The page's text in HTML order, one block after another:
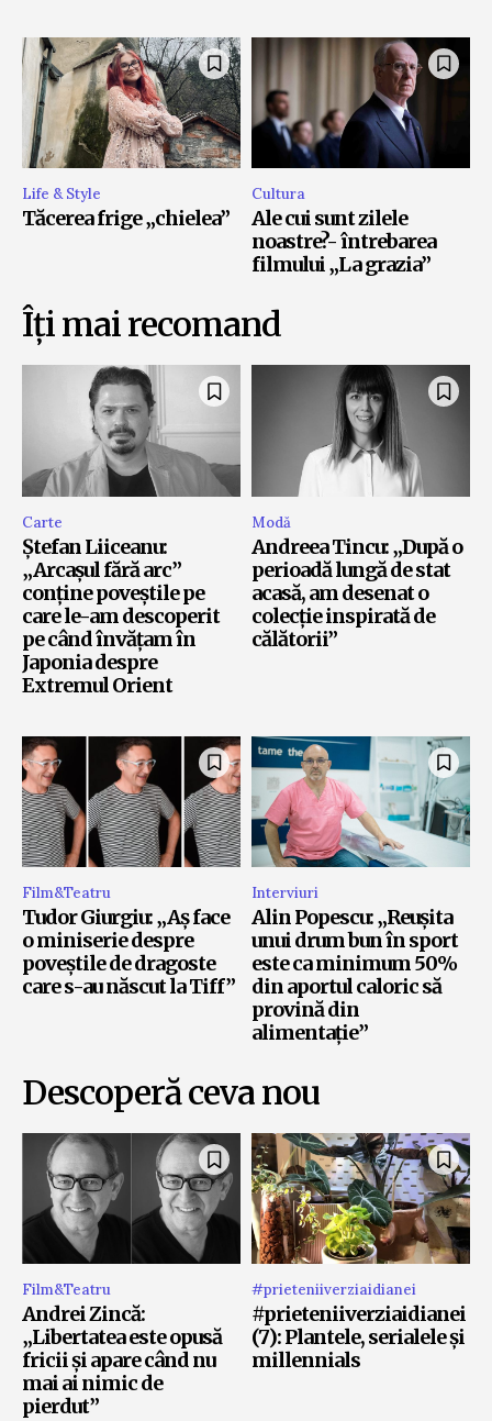
Life & Style
Tăcerea frige „chielea”
Cultura
Ale cui sunt zilele
noastre?- întrebarea
filmului „La grazia”
Îți mai recomand
Carte
Ștefan Liiceanu:
„Arcașul fără arc”
conține poveștile pe
care le-am descoperit
pe când învățam în
Japonia despre
Extremul Orient
Modă
Andreea Tincu: „După o
perioadă lungă de stat
acasă, am desenat o
colecție inspirată de
călătorii”
Film&Teatru
Tudor Giurgiu: „Aș face
o miniserie despre
poveștile de dragoste
care s-au născut la Tiff”
Interviuri
Alin Popescu: „Reușita
unui drum bun în sport
este ca minimum 50%
din aportul caloric să
provină din
alimentație”
Descoperă ceva nou
Film&Teatru
Andrei Zincă:
„Libertatea este opusă
fricii și apare când nu
mai ai nimic de
pierdut”
#prieteniiverziaidianei
#prieteniiverziaidianei
(7): Plantele, serialele și
millennials